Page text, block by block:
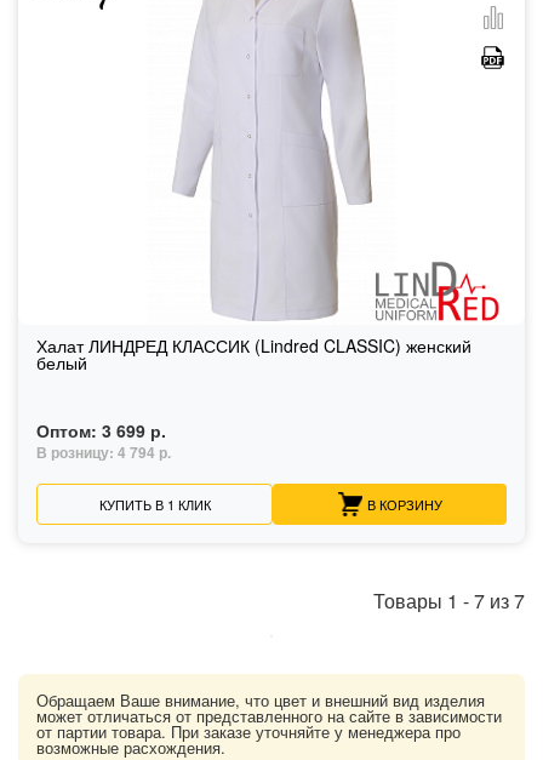
Халат ЛИНДРЕД КЛАССИК (Lindred CLASSIC) женский
белый
Оптом: 3 699 р.
В розницу: 4 794 р.
КУПИТЬ В 1 КЛИК В КОРЗИНУ
Товары 1 -7 из7
Обращаем Ваше внимание, что цвет и внешний вид изделия
может отличаться от представленного на сайте в зависимости
от партии товара. При заказе уточняйте у менеджера про
возможные расхождения.